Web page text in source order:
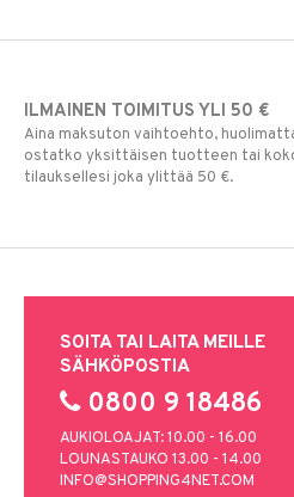
ILMAINEN TOIMITUS YLI 50 €
Aina maksuton vaihtoehto,
ostatko yksittäisen tuotteen tai
tilauksellesi joka ylittää 50 €.
SOITA TAI LAITA MEILLE
SÄHKÖPOSTIA
0800 9 18486
AUKIOLOAJAT: 10.00 - 16.00
LOUNASTAUKO 13.00 - 14.00
INFO@SHOPPING4NET.COM